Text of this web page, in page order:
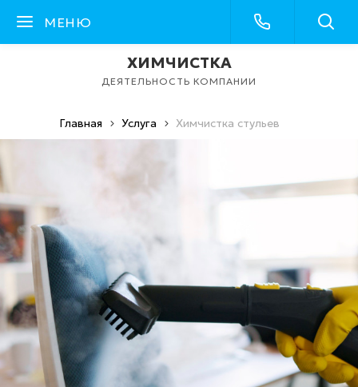
МЕНЮ
ХИМЧИСТКА
ДЕЯТЕЛЬНОСТЬ КОМПАНИИ
Главная Услуга Химчистка стульев